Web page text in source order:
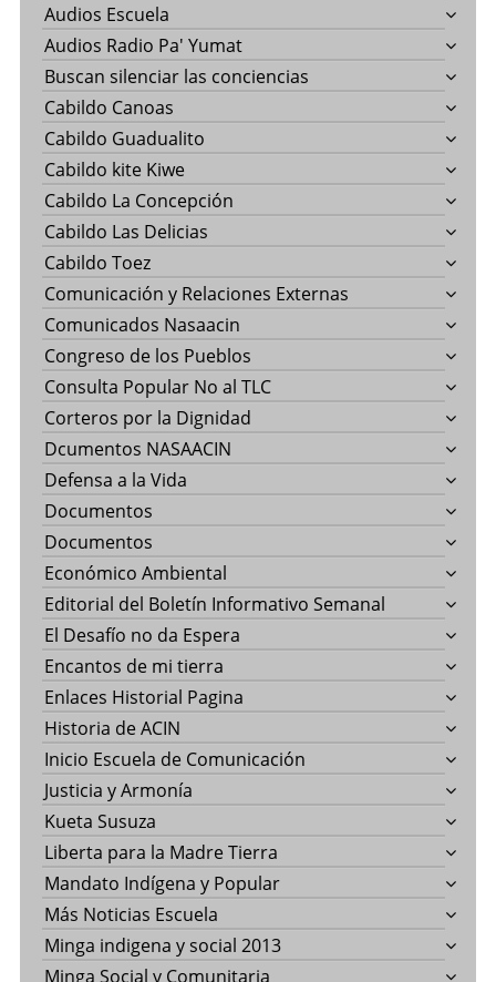
Audios Escuela
Audios Radio Pa' Yumat
Buscan silenciar las conciencias
Cabildo Canoas
Cabildo Guadualito
Cabildo kite Kiwe
Cabildo La Concepción
Cabildo Las Delicias
Cabildo Toez
Comunicación y Relaciones Externas
Comunicados Nasaacin
Congreso de los Pueblos
Consulta Popular No al TLC
Corteros por la Dignidad
Dcumentos NASAACIN
Defensa a la Vida
Documentos
Documentos
Económico Ambiental
Editorial del Boletín Informativo Semanal
El Desafío no da Espera
Encantos de mi tierra
Enlaces Historial Pagina
Historia de ACIN
Inicio Escuela de Comunicación
Justicia y Armonía
Kueta Susuza
Liberta para la Madre Tierra
Mandato Indígena y Popular
Más Noticias Escuela
Minga indigena y social 2013
Minga Social y Comunitaria